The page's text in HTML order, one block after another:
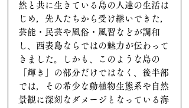
然と共に生きている島の人達の生活は
じめ，先人たちから受け継いできた，
芸能・民芸や風俗・風習などが調和
し、西表島ならではの魅力が伝わって
きました。しかも、このような島の
「輝き」の部分だけではなく、後半部
では，その希少な動植物生態系や自然
景観に深刻なダメージとなっている海